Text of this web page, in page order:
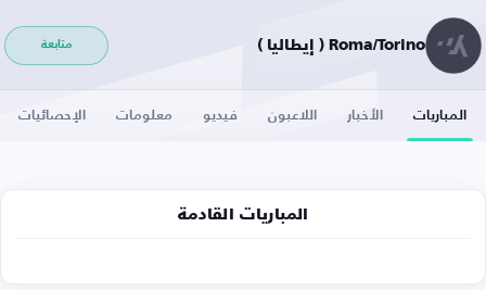
Roma/Torino ( إيطاليا ) متابعة
المباريات الأخبار اللاعبون فيديو معلومات الإحصائيات
المباريات القادمة